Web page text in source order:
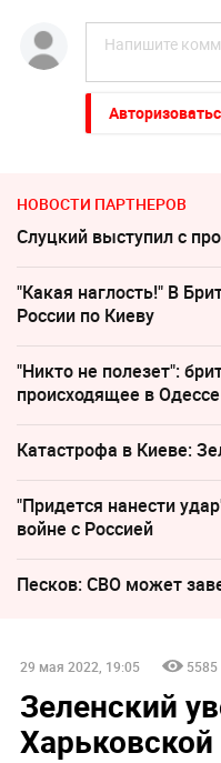
НОВОСТИ ПАРТНЕРОВ
Слуцкий выступил с
"Какая наглость!" В
России по Киеву
"Никто не полезет":
происходящее в Одессе
Катастрофа в Киеве:
"Придется нанести
войне с Россией
Песков: СВО может
29 мая 2022, 19:05 5585
Зеленский
Харьковской